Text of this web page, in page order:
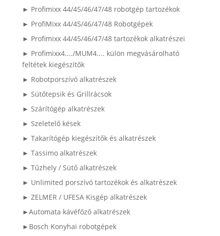
► Profimixx 44/45/46/47/48 robotgép tartozékok
► ProfiMixx 44/45/46/47/48 Robotgépek
► Profimixx 44/45/46/47/48 tartozékok alkatrészei
► Profimixx4..../MUM4.... külön megvásárolható
feltétek kiegészítők
► Robotporszívó alkatrészek
► Sütőtepsik és Grillrácsok
► Szárítógép alkatrészek
► Szeletelő kések
► Takarítógép kiegészítők és alkatrészek
► Tassimo alkatrészek
► Tűzhely / Sütő alkatrészek
► Unlimited porszívó tartozékok és alkatrészek
► ZELMER / UFESA Kisgép alkatrészek
►Automata kávéfőző alkatrészek
►Bosch Konyhai robotgépek